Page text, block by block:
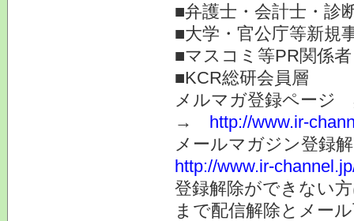
■弁護士・会計士・診
■大学・官公庁等新規
■マスコミ等PR関係者
■KCR総研会員層
メルマガ登録ページ
→ http://www.ir-
メールマガジン登録
http://www.ir-
登録解除ができない
まで配信解除とメー